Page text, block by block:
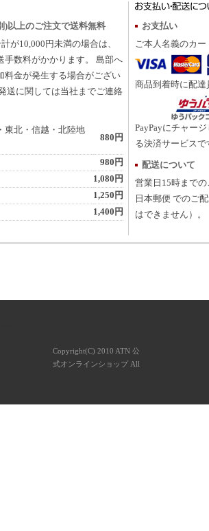
)以上のご注文で送料無料
が10,000円未満の場合は、
手数料がかかります。 島部へ
料金が発生する場合がござい
送に関しては当社までご連絡
東北・信越・北陸地
880円
980円
1,080円
1,250円
1,400円
お支払い
ご本人名義のカ
商品到着時に配
PayPayにチャー
る決済サービスで
配送について
営業日15時まで
日本郵便 でのご
はできません）。
Copyright(C) 2010 ATN 公
式オンラインショップ All